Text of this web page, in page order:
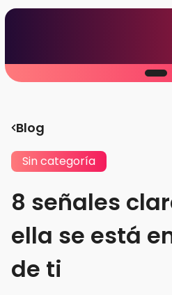
Blog
Sin categoría
8 señales
ella se está
de ti